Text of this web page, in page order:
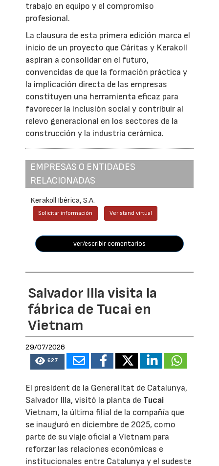
trabajo en equipo y el compromiso
profesional.
La clausura de esta primera edición marca el
inicio de un proyecto que Cáritas y Kerakoll
aspiran a consolidar en el futuro,
convencidas de que la formación práctica y
la implicación directa de las empresas
constituyen una herramienta eficaz para
favorecer la inclusión social y contribuir al
relevo generacional en los sectores de la
construcción y la industria cerámica.
EMPRESAS O ENTIDADES
RELACIONADAS
Kerakoll Ibérica, S.A.
Solicitar información Ver stand virtual
ver/escribir comentarios
Salvador Illa visita la
fábrica de Tucai en
Vietnam
29/07/2026
627
El president de la Generalitat de Catalunya,
Salvador Illa, visitó la planta de Tucai
Vietnam, la última filial de la compañía que
se inauguró en diciembre de 2025, como
parte de su viaje oficial a Vietnam para
reforzar las relaciones económicas e
institucionales entre Catalunya y el sudeste